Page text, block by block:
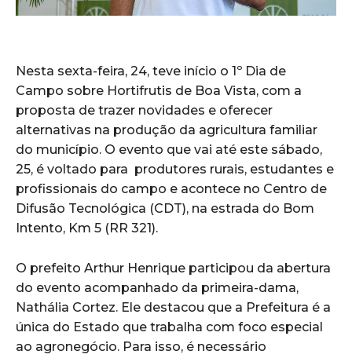
Nesta sexta-feira, 24, teve início o 1º Dia de
Campo sobre Hortifrutis de Boa Vista, com a
proposta de trazer novidades e oferecer
alternativas na produção da agricultura familiar
do município. O evento que vai até este sábado,
25, é voltado para produtores rurais, estudantes e
profissionais do campo e acontece no Centro de
Difusão Tecnológica (CDT), na estrada do Bom
Intento, Km 5 (RR 321).
O prefeito Arthur Henrique participou da abertura
do evento acompanhado da primeira-dama,
Nathália Cortez. Ele destacou que a Prefeitura é a
única do Estado que trabalha com foco especial
ao agronegócio. Para isso, é necessário